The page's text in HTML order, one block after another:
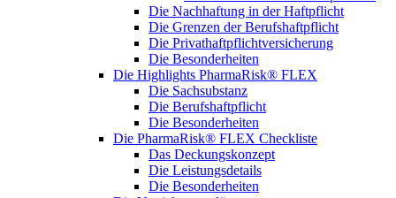
Die Nachhaftung in der Haftpflicht
Die Grenzen der Berufshaftpflicht
Die Privathaftpflichtversicherung
Die Besonderheiten
Die Highlights PharmaRisk® FLEX
Die Sachsubstanz
Die Berufshaftpflicht
Die Besonderheiten
Die PharmaRisk® FLEX Checkliste
Das Deckungskonzept
Die Leistungsdetails
Die Besonderheiten